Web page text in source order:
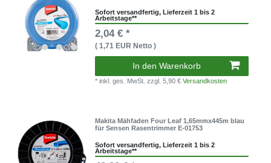
Sofort versandfertig, Lieferzeit 1 bis 2
Arbeitstage**
2,04 € *
( 1,71 EUR Netto )
In den Warenkorb
* inkl. ges. MwSt.zzgl. 5,90 €Versandkosten
Makita Mähfaden Four Leaf 1,65mmx445m blau
für Sensen Rasentrimmer E-01753
Sofort versandfertig, Lieferzeit 1 bis 2
Arbeitstage**